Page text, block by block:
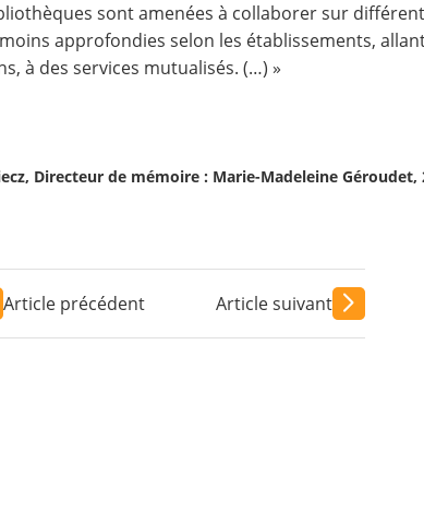
sont amenées à collaborer sur
approfondies selon les établissements,
à des services mutualisés. (…) »
Directeur de mémoire : Marie-Madeleine Géroudet,
Article précédent Article suivant